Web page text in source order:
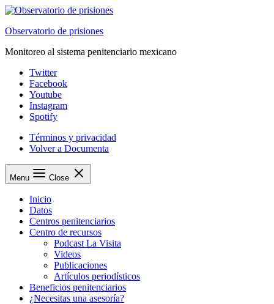
Saltar
contenido
Observatorio de prisiones
Monitoreo al sistema penitenciario mexicano
Twitter
Facebook
Youtube
Instagram
Spotify
Términos y privacidad
Volver a Documenta
Menu Close
Inicio
Datos
Centros penitenciarios
Centro de recursos
Podcast La Visita
Videos
Publicaciones
Artículos periodísticos
Beneficios penitenciarios
¿Necesitas una asesoría?